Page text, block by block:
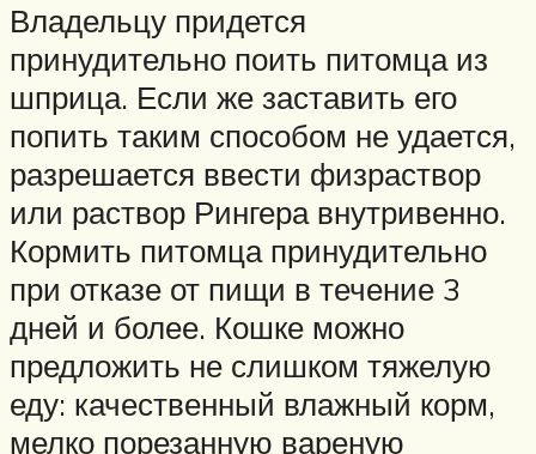
Владельцу придется
принудительно поить питомца из
шприца. Если же заставить его
попить таким способом не удается,
разрешается ввести физраствор
или раствор Рингера внутривенно.
Кормить питомца принудительно
при отказе от пищи в течение 3
дней и более. Кошке можно
предложить не слишком тяжелую
еду: качественный влажный корм,
мелко порезанную вареную